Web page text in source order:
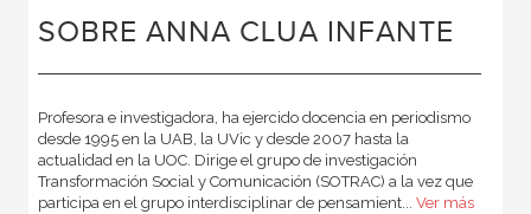
SOBRE ANNA CLUA INFANTE
Profesora e investigadora, ha ejercido docencia en periodismo
desde 1995 en la UAB, la UVic y desde 2007 hasta la
actualidad en la UOC. Dirige el grupo de investigación
Transformación Social y Comunicación (SOTRAC) a la vez que
participa en el grupo interdisciplinar de pensamient... Ver más